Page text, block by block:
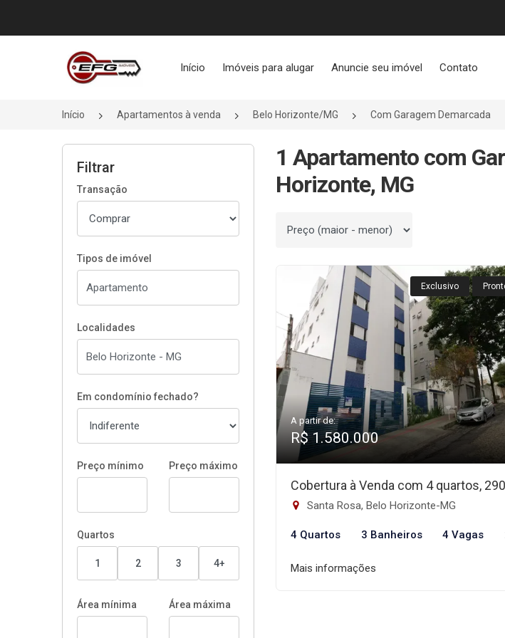
Página inicial
Início Imóveis para alugar Anuncie seu imóvel Contato
Início Apartamentos à venda Belo Horizonte/MG Com Garagem Demarcada
Filtrar
Transação
Tipos de imóvel
Localidades
Em condomínio fechado?
Preço mínimo Preço máximo
Quartos
1 2 3 4+
Área mínima Área máxima
1 Apartamento com
Horizonte, MG
Ordenar por
Exclusivo
A partir de:
R$ 1.580.000
Cobertura à Venda com 4 quartos,
Santa Rosa, Belo Horizonte-MG
4 Quartos 3 Banheiros 4 Vagas
Mais informações